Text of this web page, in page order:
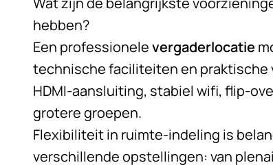
hebben?
Een professionelevergaderlocatie
technische faciliteiten en praktische
HDMI-aansluiting, stabiel wifi, flip-
grotere groepen.
Flexibiliteit in ruimte-indeling is
verschillende opstellingen: van